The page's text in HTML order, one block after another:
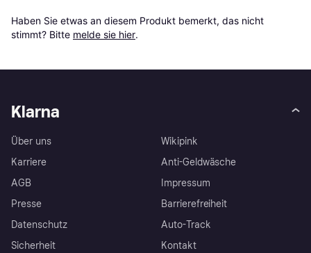
Haben Sie etwas an diesem Produkt bemerkt, das nicht
stimmt? Bitte melde sie hier.
Klarna
Über uns
Karriere
AGB
Presse
Datenschutz
Sicherheit
Wikipink
Anti-Geldwäsche
Impressum
Barrierefreiheit
Auto-Track
Kontakt